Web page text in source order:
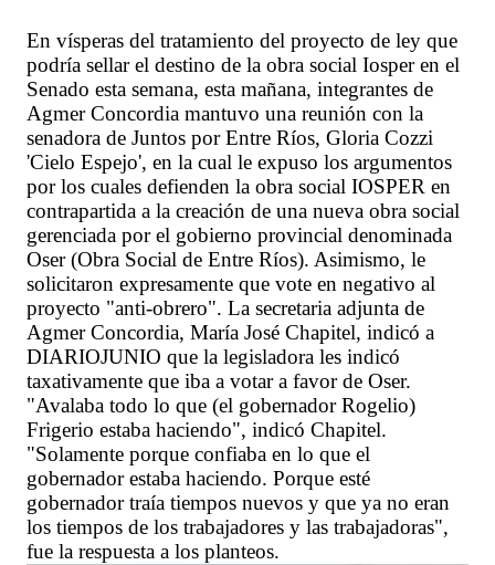
En vísperas del tratamiento del proyecto de ley que
podría sellar el destino de la obra social Iosper en el
Senado esta semana, esta mañana, integrantes de
Agmer Concordia mantuvo una reunión con la
senadora de Juntos por Entre Ríos, Gloria Cozzi
'Cielo Espejo', en la cual le expuso los argumentos
por los cuales defienden la obra social IOSPER en
contrapartida a la creación de una nueva obra social
gerenciada por el gobierno provincial denominada
Oser (Obra Social de Entre Ríos). Asimismo, le
solicitaron expresamente que vote en negativo al
proyecto "anti-obrero". La secretaria adjunta de
Agmer Concordia, María José Chapitel, indicó a
DIARIOJUNIO que la legisladora les indicó
taxativamente que iba a votar a favor de Oser.
"Avalaba todo lo que (el gobernador Rogelio)
Frigerio estaba haciendo", indicó Chapitel.
"Solamente porque confiaba en lo que el
gobernador estaba haciendo. Porque esté
gobernador traía tiempos nuevos y que ya no eran
los tiempos de los trabajadores y las trabajadoras",
fue la respuesta a los planteos.